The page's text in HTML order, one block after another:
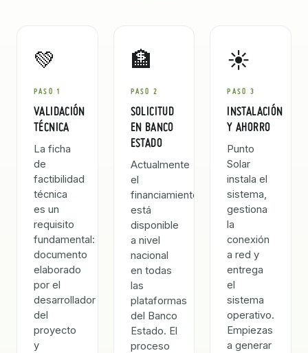
💚
PASO 1
VALIDACIÓN
TÉCNICA
La ficha
de
factibilidad
técnica
es un
requisito
fundamental:
documento
elaborado
por el
desarrollador
del
proyecto
y
🏦
PASO 2
SOLICITUD
EN BANCO
ESTADO
Actualmente
el
financiamiento
está
disponible
a nivel
nacional
en todas
las
plataformas
del Banco
Estado. El
proceso
☀️
PASO 3
INSTALACIÓN
Y AHORRO
Punto
Solar
instala el
sistema,
gestiona
la
conexión
a red y
entrega
el
sistema
operativo.
Empiezas
a generar